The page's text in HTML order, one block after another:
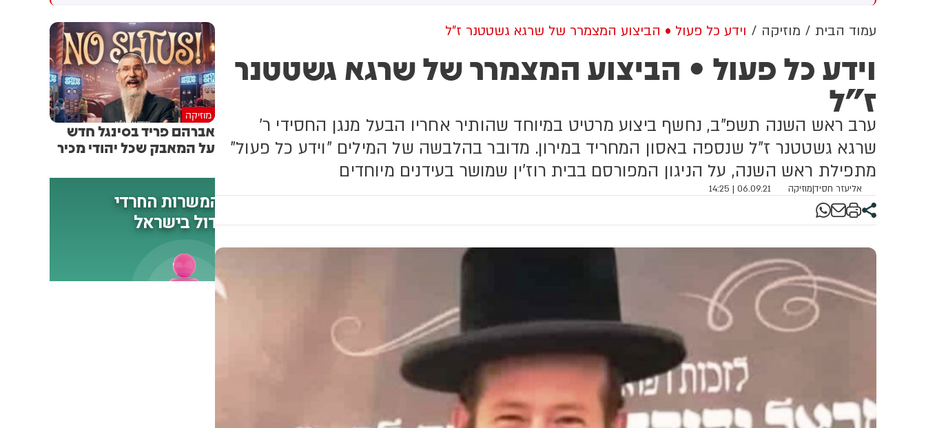
מאז תחילת המלחמה.
ששלחה לפני המצור. מקור:
באוגוסט
שרשרת התכנון והייצור של
ברכיב חיזוק בשלדת המטוס
שטראמפ הוא הכוח המשמעותי
ביותר בעיצוב מחדש של המזרח
מהתייבשות
עמוד הבית מוזיקה וידע כל פעול • הביצוע המצמרר של שרגא גשטטנר ז"ל
וידע כל פעול • הביצוע המצמרר של שרגא גשטטנר
ז"ל
ערב ראש השנה תשפ"ב, נחשף ביצוע מרטיט במיוחד שהותיר אחריו הבעל מנגן החסידי ר'
שרגא גשטטנר ז"ל שנספה באסון המחריד במירון. מדובר בהלבשה של המילים "וידע כל פעול"
מתפילת ראש השנה, על הניגון המפורסם בבית רוז'ין שמושר בעידנים מיוחדים
אליעזר חסיד|מוזיקה 06.09.21 | 14:25
מוזיקה
אברהם פריד בסינגל חדש
על המאבק שכל יהודי מכיר